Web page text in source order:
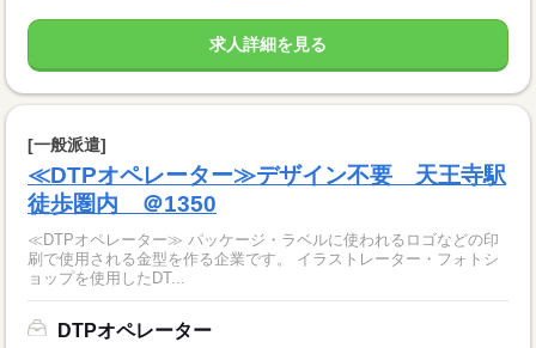
求人詳細を見る
[一般派遣]
≪DTPオペレーター≫デザイン不要 天王寺駅
徒歩圏内 ＠1350
≪DTPオペレーター≫ パッケージ・ラベルに使われるロゴなどの印
刷で使用される金型を作る企業です。 イラストレーター・フォトシ
ョップを使用したDT...
DTPオペレーター